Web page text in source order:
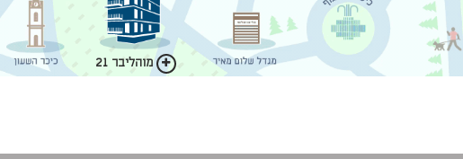
מוהליבר 21